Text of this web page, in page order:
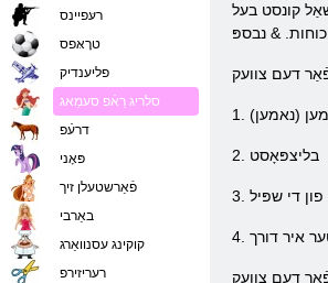
קונסט בעל
2. בליצפּאָסט
רעּפיינס
טרָאּפס
פליענדיק
סלריג רַאֿפ סעמַאג
דרעֿפ
פּאָני
פֿאַרשטעלן זיך
באַרבי
קוקינג עסנוואַרג
רעריזירפ